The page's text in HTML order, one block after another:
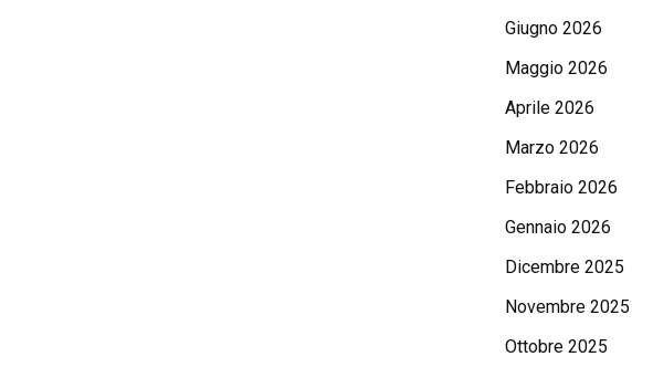
Giugno 2026
Maggio 2026
Aprile 2026
Marzo 2026
Febbraio 2026
Gennaio 2026
Dicembre 2025
Novembre 2025
Ottobre 2025